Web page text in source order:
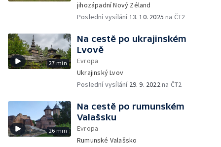
jihozápadní Nový Zéland
Poslední vysílání13. 10. 2025 na ČT2
27 min
Na cestě po ukrajinském
Lvově
Evropa
Ukrajinský Lvov
Poslední vysílání 29. 9. 2022na ČT2
26 min
Na cestě po rumunském
Valašsku
Evropa
Rumunské Valašsko